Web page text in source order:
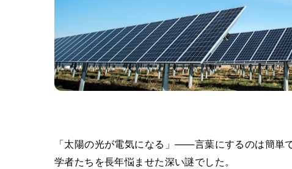
「太陽の光が電気になる」——言葉にするのは簡単
学者たちを長年悩ませた深い謎でした。